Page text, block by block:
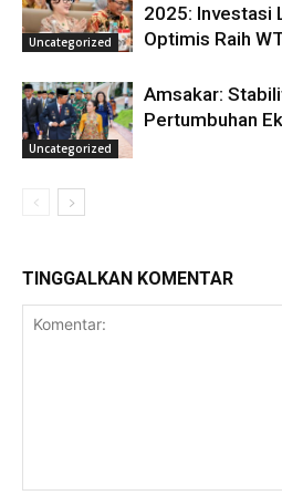
Uncategorized
2025: Investasi
Optimis Raih
Uncategorized
Amsakar:
Pertumbuhan
TINGGALKAN KOMENTAR